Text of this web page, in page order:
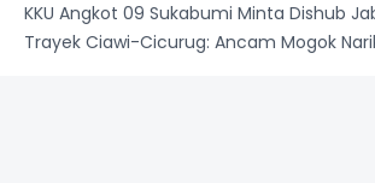
KKU Angkot 09 Sukabumi Minta Dishub
Trayek Ciawi-Cicurug: Ancam Mogok